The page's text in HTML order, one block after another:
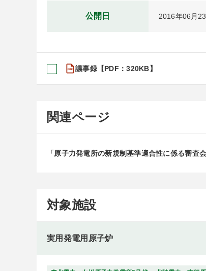
公開日 2016年06月
議事録【PDF：320KB】
関連ページ
「原子力発電所の新規制基準適合性に係る審査
対象施設
実用発電用原子炉